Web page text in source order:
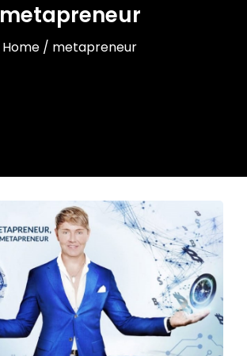
metapreneur
Home / metapreneur